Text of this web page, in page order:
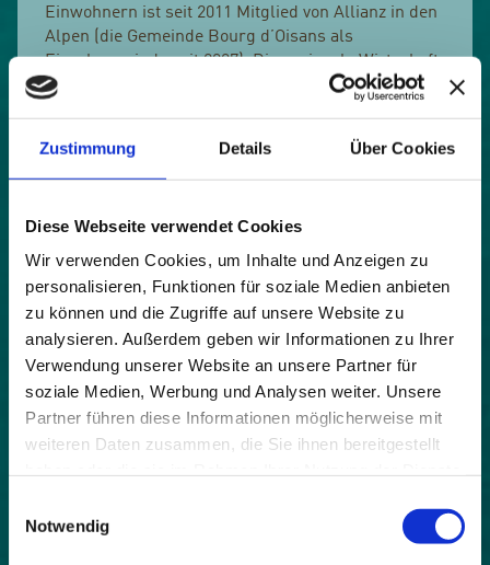
Zustimmung Details Über Cookies
Diese Webseite verwendet Cookies
Wir verwenden Cookies, um Inhalte und Anzeigen zu
personalisieren, Funktionen für soziale Medien anbieten
zu können und die Zugriffe auf unsere Website zu
analysieren. Außerdem geben wir Informationen zu Ihrer
Verwendung unserer Website an unsere Partner für
soziale Medien, Werbung und Analysen weiter. Unsere
Partner führen diese Informationen möglicherweise mit
weiteren Daten zusammen, die Sie ihnen bereitgestellt
Notwendig
Einwohnern ist seit 2011 Mitglied von Allianz in den
Alpen (die Gemeinde Bourg d’Oisans als
Einzelgemeinde seit 2007). Die regionale Wirtschaft
ist stark vom Tourismus geprägt (100.000 Betten).
Gemeinschaftskompostieranlagen. Ihr aktuelles
Ziel ist die Einrichtung von 150 Anlagen pro Jahr.
(Französische Umwelt- und Energieagentur)
finanziert. Alle Schritte werden in Eigenregie
abgewickelt, um der Bevölkerung ein umfassendes
Service gewährleisten zu können.
Vier MitarbeiterInnen sind in der Region Oisans für
die Kompostierung zuständig. Sie widmen 50%
ihrer Zeit der Betreuung der bestehenden
Anlagen und 50% der Suche nach neuen
Standorten zur Einrichtung neuer Anlagen.Die
Einfamilienhäuser, Mehrfamilienhäuser,
Skigebiete…) und alle zwei Wochen kontrolliert. Der